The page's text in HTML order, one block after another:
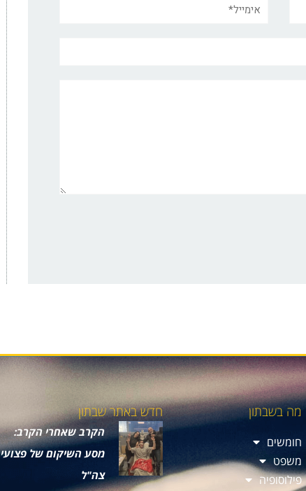
מה בשבתון
חומשים
משפט
פילוסופיה
חדש באתר שבתון
הקרב שאחרי הקרב:
מסע השיקום של פצועי
צה"ל